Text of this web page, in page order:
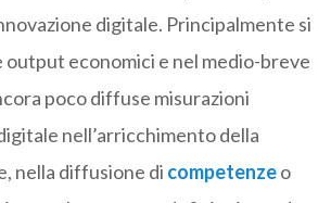
digitale. Principalmente si
output economici e nel medio-breve
poco diffuse misurazioni
nell’arricchimento della
nella diffusione di competenzeo